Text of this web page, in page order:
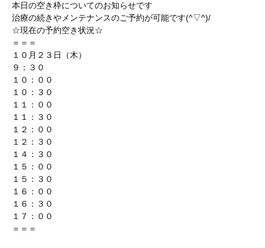
本日の空き枠についてのお知らせです
治療の続きやメンテナンスのご予約が可能です(^▽^)/
☆現在の予約空き状況☆
＝＝＝
１０月２３日（木）
９：３０
１０：００
１０：３０
１１：００
１１：３０
１２：００
１２：３０
１４：３０
１５：００
１５：３０
１６：００
１６：３０
１７：００
＝＝＝